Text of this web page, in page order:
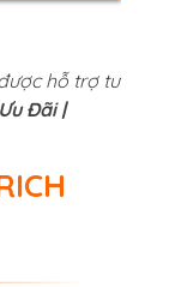
hỗ trợ tư
Đãi |